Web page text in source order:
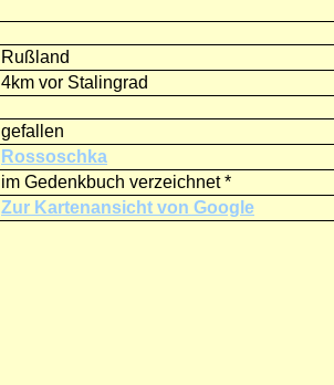
Rußland
4km vor Stalingrad
gefallen
Rossoschka
im Gedenkbuch verzeichnet *
Zur Kartenansicht von Google